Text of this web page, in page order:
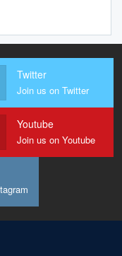
Twitter
Join us on Twitter
Youtube
Join us on Youtube